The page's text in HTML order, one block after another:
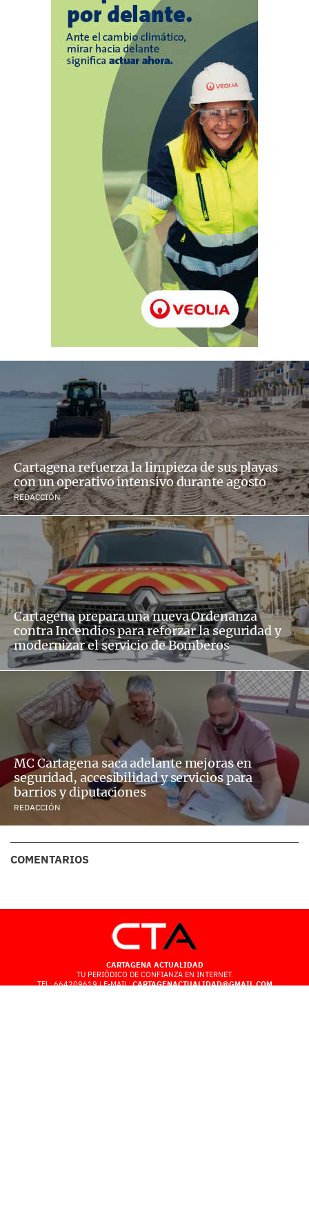
Cartagena refuerza la limpieza de sus playas
con un operativo intensivo durante agosto
REDACCIÓN
Cartagena prepara una nueva Ordenanza
contra Incendios para reforzar la seguridad y
modernizar el servicio de Bomberos
MC Cartagena saca adelante mejoras en
seguridad, accesibilidad y servicios para
barrios y diputaciones
REDACCIÓN
COMENTARIOS
CARTAGENA ACTUALIDAD
TU PERIÓDICO DE CONFIANZA EN INTERNET.
TEL: 664209619 | E-MAIL:CARTAGENACTUALIDAD@GMAIL.COM